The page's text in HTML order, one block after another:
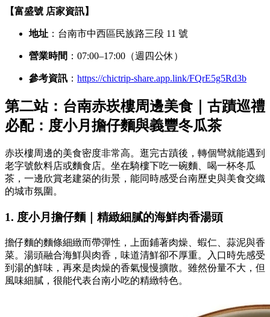
【富盛號 店家資訊】
地址 ：台南市中西區民族路三段 11 號
營業時間 ：07:00–17:00（週四公休）
參考資訊 ： https://chictrip-share.app.link/FQrE5g5Rd3b
第二站：台南赤崁樓周邊美食｜古蹟巡禮
必配：度小月擔仔麵與義豐冬瓜茶
赤崁樓周邊的美食密度非常高。逛完古蹟後，轉個彎就能遇到
老字號飲料店或麵食店。坐在騎樓下吃一碗麵、喝一杯冬瓜
茶，一邊欣賞老建築的街景，能同時感受台南歷史與美食交織
的城市氛圍。
1. 度小月擔仔麵｜精緻細膩的海鮮肉香湯頭
擔仔麵的麵條細緻而帶彈性，上面鋪著肉燥、蝦仁、蒜泥與香
菜。湯頭融合海鮮與肉香，味道清鮮卻不厚重。入口時先感受
到湯的鮮味，再來是肉燥的香氣慢慢擴散。雖然份量不大，但
風味細膩，很能代表台南小吃的精緻特色。